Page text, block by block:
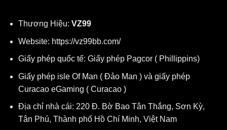
Thương Hiệu: VZ99
Website: https://vz99bb.com/
Giấy phép quốc tế: Giấy phép Pagcor ( Phillippins)
Giấy phép isle Of Man ( Đảo Man ) và giấy phép
Curacao eGaming ( Curacao )
Địa chỉ nhà cái: 220 Đ. Bờ Bao Tân Thắng, Sơn Kỳ,
Tân Phú, Thành phố Hồ Chí Minh, Việt Nam